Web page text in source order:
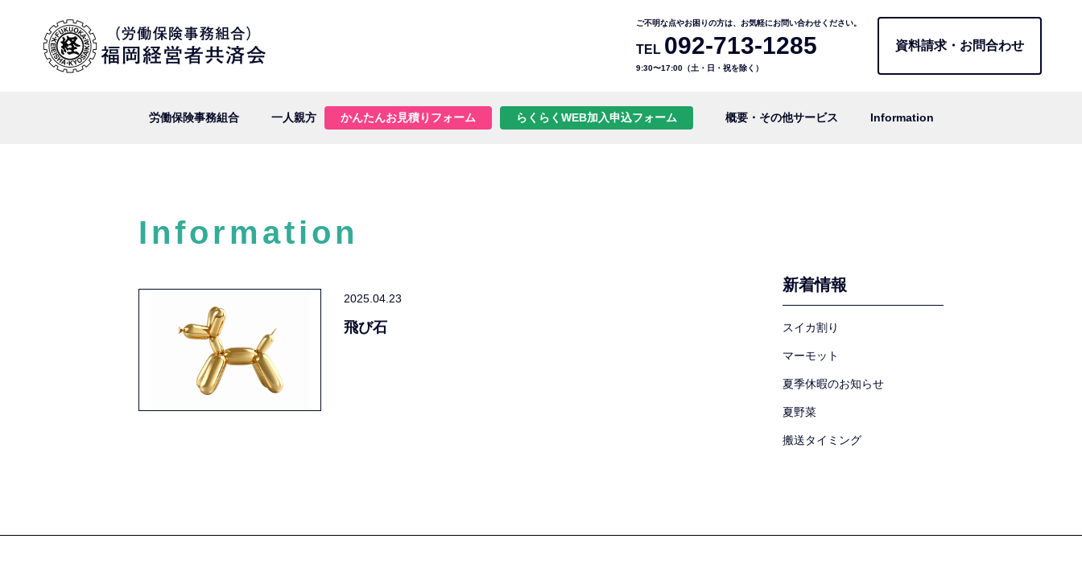
ご不明な点やお困りの方は、お気軽にお問い合わせください。
TEL 092-713-1285
9:30〜17:00（土・日・祝を除く）
資料請求・お問合わせ
労働保険事務組合 一人親方 かんたんお見積りフォーム らくらくWEB加入申込フォーム 概要・その他サービス Information
Information
2025.04.23
飛び石
新着情報
スイカ割り
マーモット
夏季休暇のお知らせ
夏野菜
搬送タイミング